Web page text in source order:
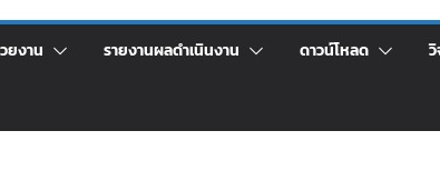
ระมาณ ประเภทเงินรายได้
ยงาน รายงานผลดำเนินงาน ดาวน์โหลด